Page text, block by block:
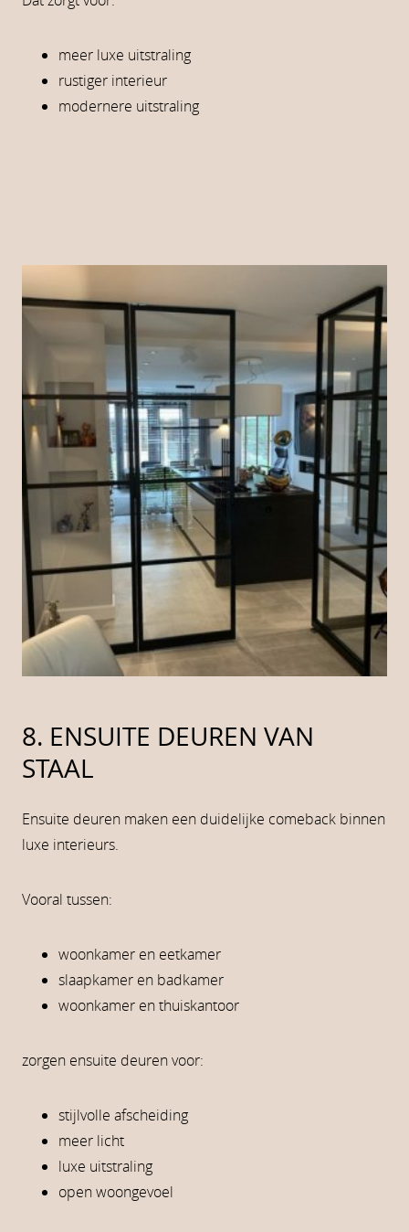
meer luxe uitstraling
rustiger interieur
modernere uitstraling
8. ENSUITE DEUREN VAN
STAAL
Ensuite deuren maken een duidelijke comeback binnen
luxe interieurs.
Vooral tussen:
woonkamer en eetkamer
slaapkamer en badkamer
woonkamer en thuiskantoor
zorgen ensuite deuren voor:
stijlvolle afscheiding
meer licht
luxe uitstraling
open woongevoel